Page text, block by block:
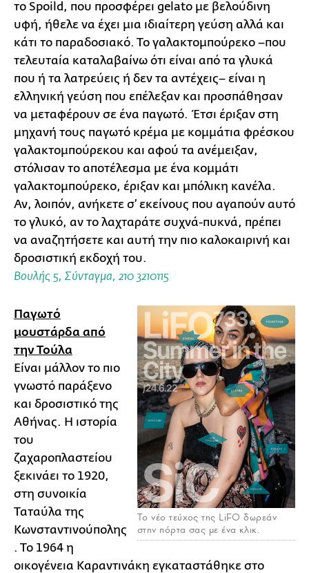
το Spoild, που προσφέρει gelato με βελούδινη
υφή, ήθελε να έχει μια ιδιαίτερη γεύση αλλά και
κάτι το παραδοσιακό. Το γαλακτομπούρεκο –που
τελευταία καταλαβαίνω ότι είναι από τα γλυκά
που ή τα λατρεύεις ή δεν τα αντέχεις– είναι η
ελληνική γεύση που επέλεξαν και προσπάθησαν
να μεταφέρουν σε ένα παγωτό. Έτσι έριξαν στη
μηχανή τους παγωτό κρέμα με κομμάτια φρέσκου
γαλακτομπούρεκου και αφού τα ανέμειξαν,
στόλισαν το αποτέλεσμα με ένα κομμάτι
γαλακτομπούρεκο, έριξαν και μπόλικη κανέλα.
Αν, λοιπόν, ανήκετε σ’ εκείνους που αγαπούν αυτό
το γλυκό, αν το λαχταράτε συχνά-πυκνά, πρέπει
να αναζητήσετε και αυτή την πιο καλοκαιρινή και
δροσιστική εκδοχή του.
Βουλής 5, Σύνταγμα, 210 3210115
Το νέο τεύχος της LiFO δωρεάν
στην πόρτα σας με ένα κλικ.
Παγωτό
μουστάρδα από
την Τούλα
Είναι μάλλον το πιο
γνωστό παράξενο
και δροσιστικό της
Αθήνας. Η ιστορία
του
ζαχαροπλαστείου
ξεκινάει το 1920,
στη συνοικία
Ταταύλα της
Κωνσταντινούπολης
. Το 1964 η
οικογένεια Καραντινάκη εγκαταστάθηκε στο